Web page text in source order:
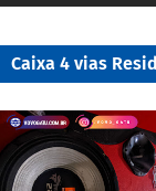
Caixa 4 vias